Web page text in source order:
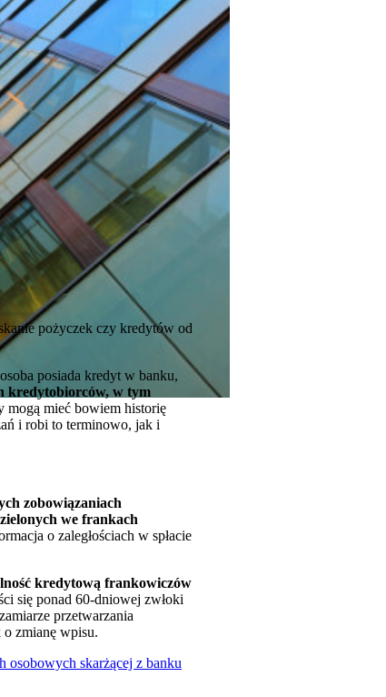
pożyczek czy kredytów od
posiada kredyt w banku,
kredytobiorców, w tym
mogą mieć bowiem historię
i robi to terminowo, jak i
zobowiązaniach
we frankach
o zaległościach w spłacie
kredytową frankowiczów
się ponad 60-dniowej zwłoki
przetwarzania
zmianę wpisu.
osobowych skarżącej z banku